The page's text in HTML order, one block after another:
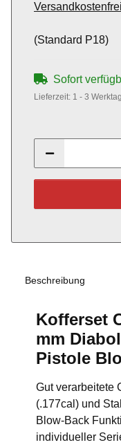
(Standard P18)
Sofort
Lieferzeit: 1 - 3
Beschreibung
Kofferset
mm
Pistole
Gut verarbeitete
(.177cal) und
Blow-Back
individueller